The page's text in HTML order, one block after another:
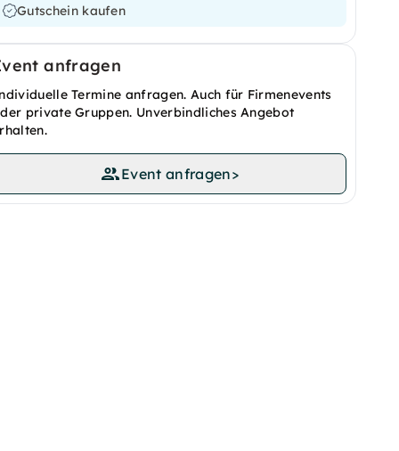
Gutschein kaufen
anfragen
Termine anfragen. Auch für Firmenevents
private Gruppen. Unverbindliches Angebot
Event anfragen>